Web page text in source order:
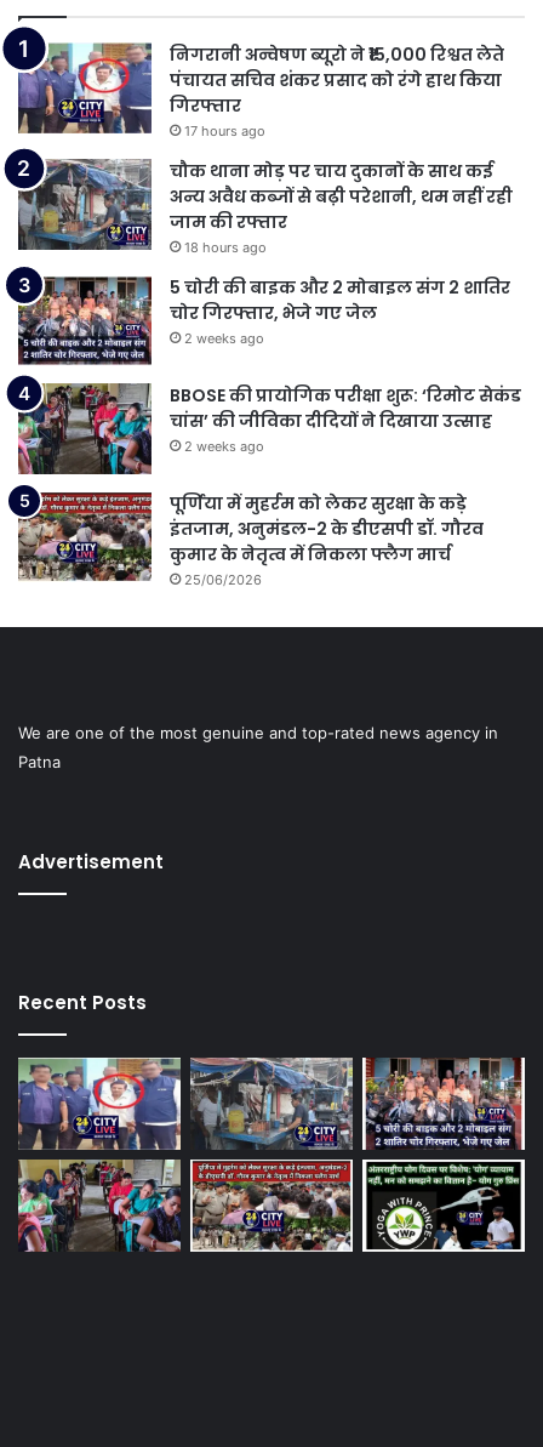
निगरानी अन्वेषण ब्यूरो ने ₹15,000 रिश्वत लेते
पंचायत सचिव शंकर प्रसाद को रंगे हाथ किया
गिरफ्तार
17 hours ago
चौक थाना मोड़ पर चाय दुकानों के साथ कई
अन्य अवैध कब्जों से बढ़ी परेशानी, थम नहीं रही
जाम की रफ्तार
18 hours ago
5 चोरी की बाइक और 2 मोबाइल संग 2 शातिर
चोर गिरफ्तार, भेजे गए जेल
2 weeks ago
BBOSE की प्रायोगिक परीक्षा शुरू: ‘रिमोट सेकंड
चांस’ की जीविका दीदियों ने दिखाया उत्साह
2 weeks ago
पूर्णिया में मुहर्रम को लेकर सुरक्षा के कड़े
इंतजाम, अनुमंडल-2 के डीएसपी डॉ. गौरव
कुमार के नेतृत्व में निकला फ्लैग मार्च
25/06/2026
We are one of the most genuine and top-rated news agency in
Patna
Advertisement
Recent Posts